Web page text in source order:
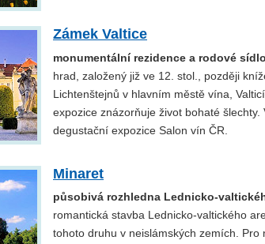
Zámek Valtice
monumentální rezidence a rodové
hrad, založený již ve 12. stol., později
Lichtenštejnů v hlavním městě vína,
expozice znázorňuje život bohaté
degustační expozice Salon vín ČR.
Minaret
působivá rozhledna Lednicko-
romantická stavba Lednicko-valtického
tohoto druhu v neislámských zemích.